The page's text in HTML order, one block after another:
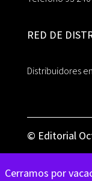
Cerramos por
RED DE
Distribuidores
© Editorial